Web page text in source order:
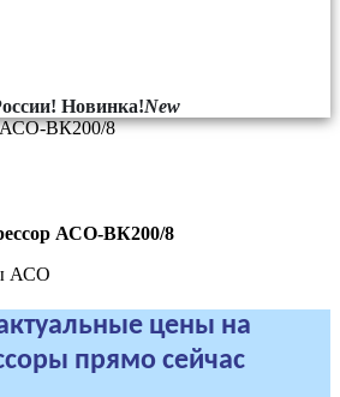
Новинка!New
АСО-ВК200/8
АСО-ВК200/8
АСО
цены на
прямо сейчас